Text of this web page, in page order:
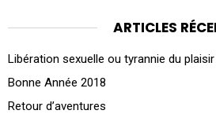
ARTICLES
Libération sexuelle ou tyrannie du plaisir
Bonne Année 2018
Retour d’aventures